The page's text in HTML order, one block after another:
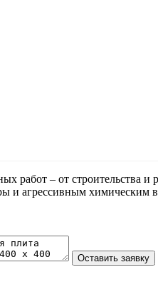
работ – от строительства
и агрессивным